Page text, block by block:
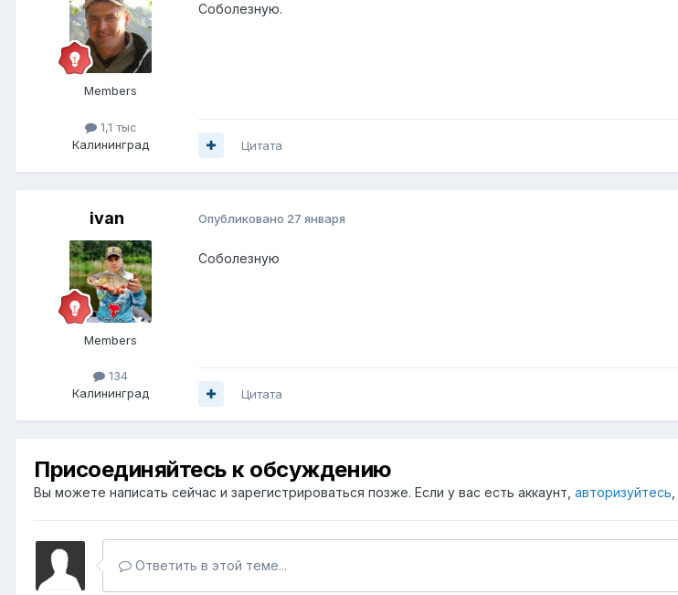
Members
1,1 тыс
Калининград
Соболезную.
Цитата
ivan
Members
134
Калининград
Опубликовано 27 января
Соболезную
Цитата
Присоединяйтесь к обсуждению
Вы можете написать сейчас и зарегистрироваться позже. Если у вас есть аккаунт, авторизуйтесь
Ответить в этой теме...